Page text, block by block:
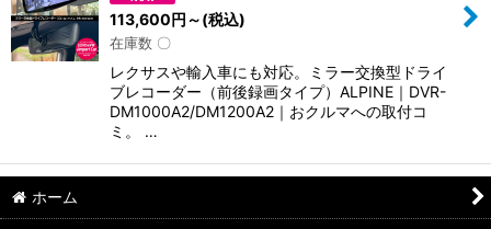
113,600円 ～(税込)
在庫数 〇
レクサスや輸入車にも対応。ミラー交換型ドライ
ブレコーダー（前後録画タイプ）ALPINE｜DVR-
DM1000A2/DM1200A2｜おクルマへの取付コ
ミ。 …
ホーム